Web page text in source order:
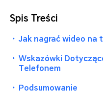
Spis Treści
・ Jak nagrać wideo na
・ Wskazówki
Telefonem
・ Podsumowanie